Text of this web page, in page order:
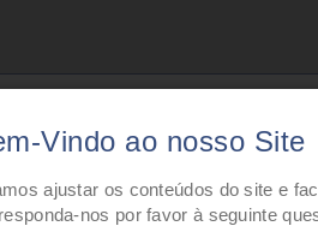
Vindo ao nosso Site
ajustar os conteúdos do site e
nos por favor à seguinte